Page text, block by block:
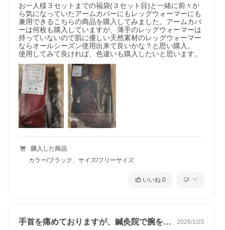
お一人様３セットまでの福袋(３セット目)と一緒に前々か
ら気になっていたアームカバーにもレッグウォーマーにも
兼用できるこちらの商品を購入してみました。アームカバ
ーは何枚も購入していますが、薄手のレッグウォーマーは
持っていないので肌に優しい天然素材のレッグウォーマー
ならオールシーズン使用出来て良いかな？と思い購入。
使用してみて良ければ、色違いも購入したいと思います。
購入した商品
カラー/ブラック、サイズ/フリーサイズ
いいね 0
手首を痛めておりますが、鍼灸院で腕を冷… 2026/1/25